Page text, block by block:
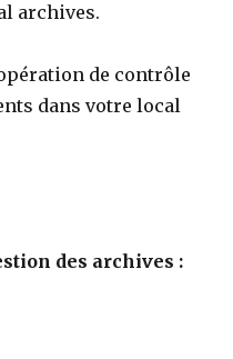
archives.
de contrôle
dans votre local
des archives :